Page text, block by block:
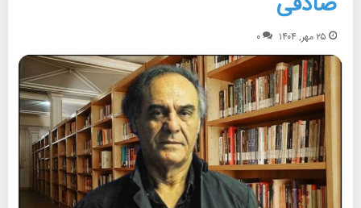
۲۵ مهر, ۱۴۰۴ ۰